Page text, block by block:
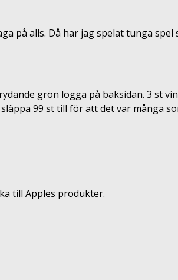
på alls. Då har jag spelat tunga
grön logga på baksidan. 3 st
99 st till för att det var många
till Apples produkter.